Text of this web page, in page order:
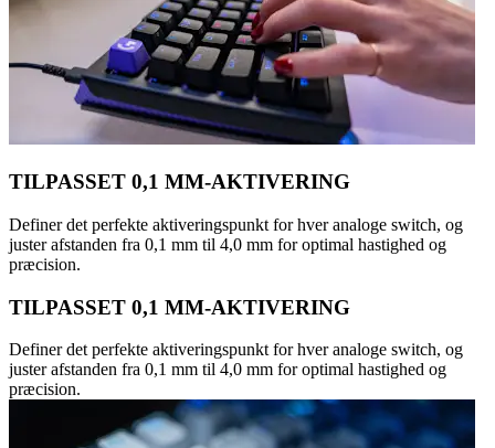
TILPASSET 0,1 MM-AKTIVERING
Definer det perfekte aktiveringspunkt for hver analoge switch, og
juster afstanden fra 0,1 mm til 4,0 mm for optimal hastighed og
præcision.
TILPASSET 0,1 MM-AKTIVERING
Definer det perfekte aktiveringspunkt for hver analoge switch, og
juster afstanden fra 0,1 mm til 4,0 mm for optimal hastighed og
præcision.